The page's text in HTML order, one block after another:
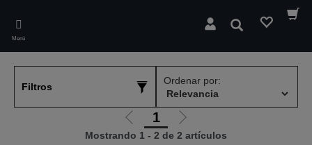
main
content
Menú
Buscar
Filtros
Ordenar por:
Ir
a
1
Ir
a
Mostrando 1 - 2 de 2 artículos